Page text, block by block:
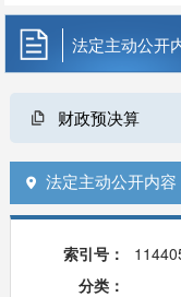
法定主动公开
财政预决算
 法定主动公开内容
索引号：
分类：